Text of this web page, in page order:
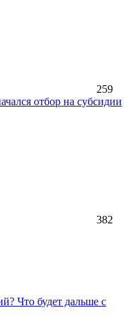
259
отбор на субсидии
382
Что будет дальше с